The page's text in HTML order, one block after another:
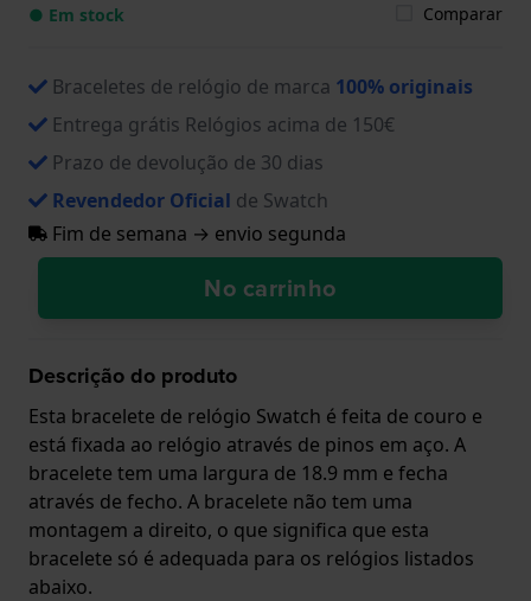
● Em stock Comparar
Braceletes de relógio de marca 100% originais
Entrega grátis Relógios acima de 150€
Prazo de devolução de 30 dias
Revendedor Oficial de Swatch
Fim de semana → envio segunda
No carrinho
Descrição do produto
Esta bracelete de relógio Swatch é feita de couro e
está fixada ao relógio através de pinos em aço. A
bracelete tem uma largura de 18.9 mm e fecha
através de fecho. A bracelete não tem uma
montagem a direito, o que significa que esta
bracelete só é adequada para os relógios listados
abaixo.